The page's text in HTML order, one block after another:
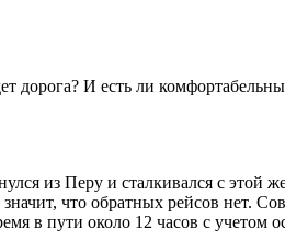
дорога? И есть ли
из Перу и сталкивался с этой
что обратных рейсов нет.
в пути около 12 часов с